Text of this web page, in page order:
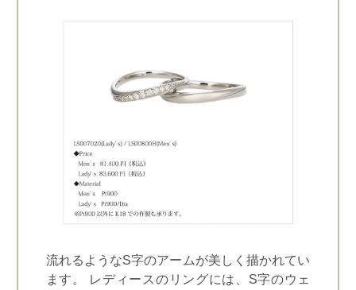
流れるようなS字のアームが美しく描かれてい
ます。 レディースのリングには、S字のウェ